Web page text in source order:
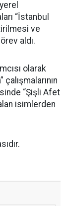
“İstanbul
ve
aldı.
olarak
“Şişli Afet
isimlerden